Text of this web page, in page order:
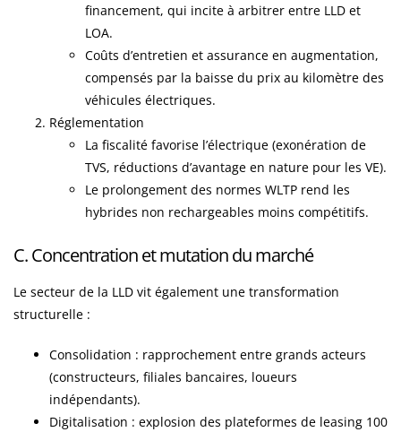
financement, qui incite à arbitrer entre LLD et
LOA.
Coûts d’entretien et assurance en augmentation,
compensés par la baisse du prix au kilomètre des
véhicules électriques.
Réglementation
La fiscalité favorise l’électrique (exonération de
TVS, réductions d’avantage en nature pour les VE).
Le prolongement des normes WLTP rend les
hybrides non rechargeables moins compétitifs.
C. Concentration et mutation du marché
Le secteur de la LLD vit également une transformation
structurelle :
Consolidation : rapprochement entre grands acteurs
(constructeurs, filiales bancaires, loueurs
indépendants).
Digitalisation : explosion des plateformes de leasing 100